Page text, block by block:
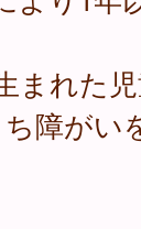
まれた
障がい